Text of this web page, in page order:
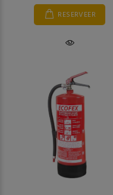
RESERVEER